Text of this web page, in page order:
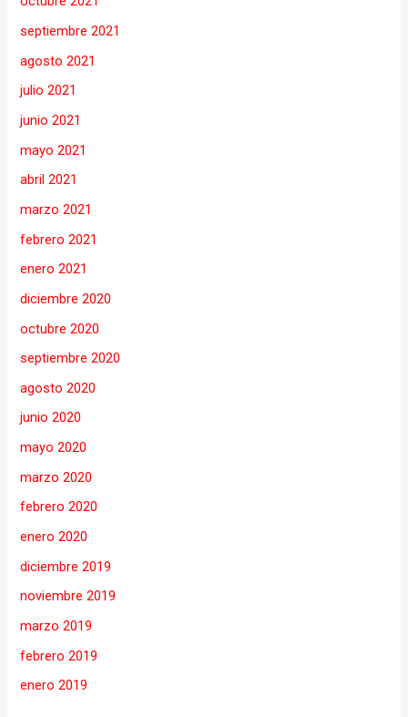
septiembre 2021
agosto 2021
julio 2021
junio 2021
mayo 2021
abril 2021
marzo 2021
febrero 2021
enero 2021
diciembre 2020
octubre 2020
septiembre 2020
agosto 2020
junio 2020
mayo 2020
marzo 2020
febrero 2020
enero 2020
diciembre 2019
noviembre 2019
marzo 2019
febrero 2019
enero 2019